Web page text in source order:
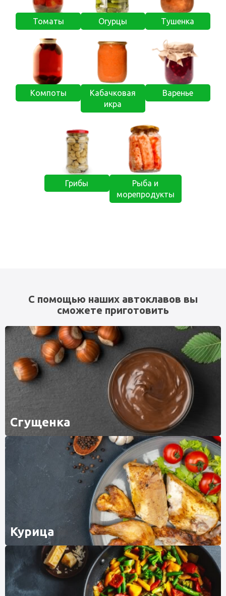
Томаты Огурцы Тушенка
Компоты
Кабачковая
икра
Варенье
Грибы
Рыба и
морепродукты
С помощью наших автоклавов вы
сможете приготовить
Сгущенка
Курица